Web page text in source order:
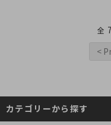
全 7
<
カテゴリーから探す